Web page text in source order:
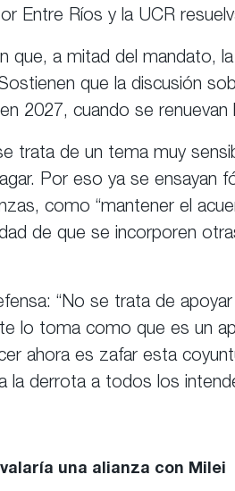
Entre Ríos y la UCR
que, a mitad del mandato,
que la discusión
2027, cuando se renuevan
trata de un tema muy
Por eso ya se ensayan
como “mantener el
de que se incorporen
“No se trata de apoyar
lo toma como que es un
ahora es zafar esta
la derrota a todos los
una alianza con Milei